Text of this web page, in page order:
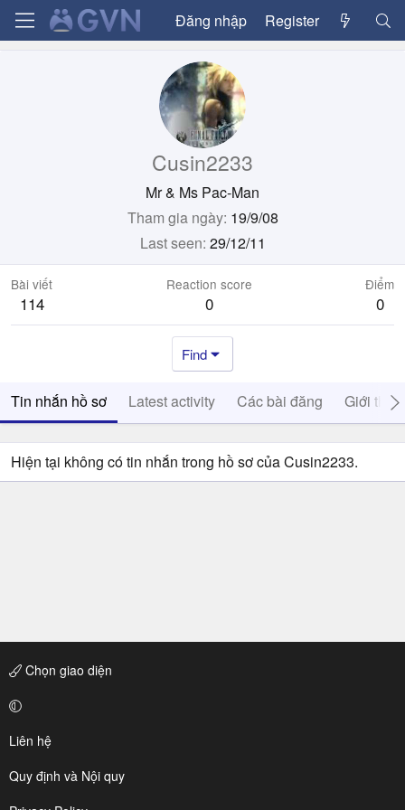
Đăng nhập Register
Cusin2233
Mr & Ms Pac-Man
Tham gia ngày 19/9/08
Last seen 29/12/11
Bài viết
114
Reaction score
0
Điểm
0
Find
Tin nhắn hồ sơ Latest activity Các bài đăng Giới thiệu
Hiện tại không có tin nhắn trong hồ sơ của Cusin2233.
Chọn giao diện
Liên hệ
Quy định và Nội quy